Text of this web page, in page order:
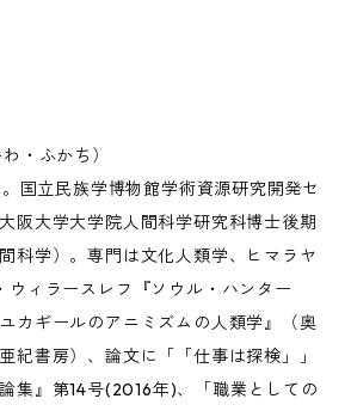
・ふかち）
国立民族学博物館学術資源研究開発セ
阪大学大学院人間科学研究科博士後期
科学）。専門は文化人類学、ヒマラヤ
ウィラースレフ『ソウル・ハンター
ギールのアニミズムの人類学』（奥
紀書房）、論文に「「仕事は探検」」
集』第14号(2016年)、「職業としての